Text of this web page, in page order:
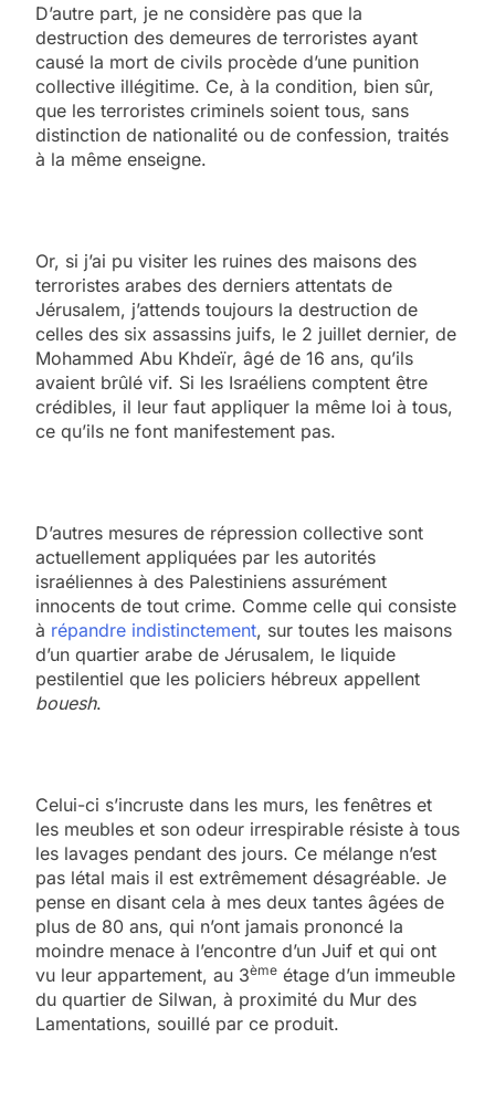
D’autre part, je ne considère pas que la
destruction des demeures de terroristes ayant
causé la mort de civils procède d’une punition
collective illégitime. Ce, à la condition, bien sûr,
que les terroristes criminels soient tous, sans
distinction de nationalité ou de confession, traités
à la même enseigne.
Or, si j’ai pu visiter les ruines des maisons des
terroristes arabes des derniers attentats de
Jérusalem, j’attends toujours la destruction de
celles des six assassins juifs, le 2 juillet dernier, de
Mohammed Abu Khdeïr, âgé de 16 ans, qu’ils
avaient brûlé vif. Si les Israéliens comptent être
crédibles, il leur faut appliquer la même loi à tous,
ce qu’ils ne font manifestement pas.
D’autres mesures de répression collective sont
actuellement appliquées par les autorités
israéliennes à des Palestiniens assurément
innocents de tout crime. Comme celle qui consiste
à répandre indistinctement, sur toutes les maisons
d’un quartier arabe de Jérusalem, le liquide
pestilentiel que les policiers hébreux appellent
bouesh.
Celui-ci s’incruste dans les murs, les fenêtres et
les meubles et son odeur irrespirable résiste à tous
les lavages pendant des jours. Ce mélange n’est
pas létal mais il est extrêmement désagréable. Je
pense en disant cela à mes deux tantes âgées de
plus de 80 ans, qui n’ont jamais prononcé la
moindre menace à l’encontre d’un Juif et qui ont
vu leur appartement, au 3ème étage d’un immeuble
du quartier de Silwan, à proximité du Mur des
Lamentations, souillé par ce produit.